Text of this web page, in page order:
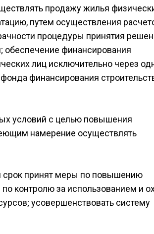
продажу жилья
путем осуществления
процедуры принятия
обеспечение финансирования
лиц исключительно через
финансирования
условий с целью повышения
намерение осуществлять
срок принят меры по повышению
контролю за использованием и
усовершенствовать систему